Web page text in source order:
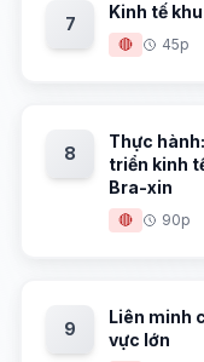
7
Kinh tế
🔴 45p
8
Thực
triển kinh
Bra-xin
🔴 90p
9
Liên minh
vực lớn